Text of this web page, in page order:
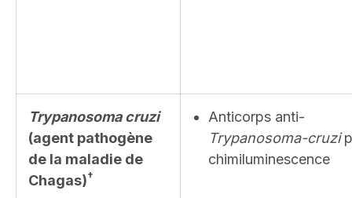
Trypanosoma cruzi
(agent pathogène
de la maladie de
Chagas)†
Anticorps anti-
Trypanosoma-cruzi
chimiluminescence